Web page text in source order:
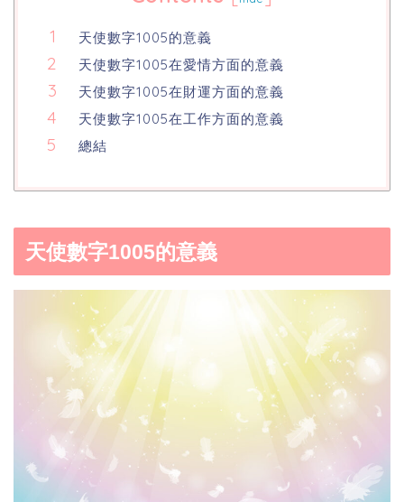
天使數字1005的意義
天使數字1005在愛情方面的意義
天使數字1005在財運方面的意義
天使數字1005在工作方面的意義
總結
天使數字1005的意義